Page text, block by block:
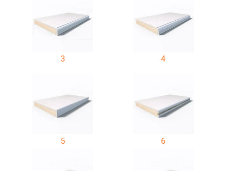
3 4
5 6